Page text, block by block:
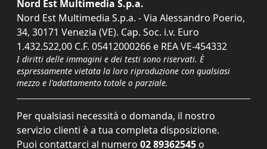
Nord Est Multimedia S.p.a.
Nord Est Multimedia S.p.a. - Via Alessandro Poerio,
34, 30171 Venezia (VE). Cap. Soc. i.v. Euro
1.432.522,00 C.F. 05412000266 e REA VE-454332
I diritti delle immagini e dei testi sono riservati. È
espressamente vietata la loro riproduzione con qualsiasi
mezzo e l'adattamento totale o parziale.
Per qualsiasi necessità o domanda, il nostro
servizio clienti è a tua completa disposizione.
Puoi contattarci al numero 02 89362545 o